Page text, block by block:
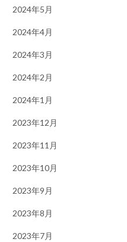
2024年5月
2024年4月
2024年3月
2024年2月
2024年1月
2023年12月
2023年11月
2023年10月
2023年9月
2023年8月
2023年7月